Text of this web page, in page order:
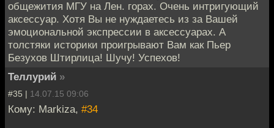
общежития МГУ на Лен. горах. Очень интригующий
аксессуар. Хотя Вы не нуждаетесь из за Вашей
эмоциональной экспрессии в аксессуарах. А
толстяки историки проигрывают Вам как Пьер
Безухов Штирлица! Шучу! Успехов!
Теллурий »
#35 | 14.07.15 09:06
Кому: Markiza, #34